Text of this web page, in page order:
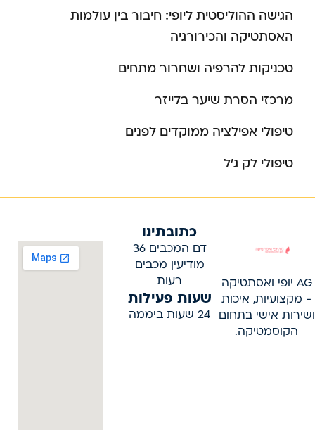
הגישה ההוליסטית ליופי: חיבור בין עולמות
האסתטיקה והכירורגיה
טכניקות להרפיה ושחרור מתחים
מרכזי הסרת שיער בלייזר
טיפולי אפילציה ממוקדים לפנים
טיפולי לק ג’ל
AG יופי ואסתטיקה
- מקצועיות, איכות
ושירות אישי בתחום
הקוסמטיקה.
כתובתינו
דם המכבים 36
מודיעין מכבים
רעות
שעות פעילות
24 שעות ביממה